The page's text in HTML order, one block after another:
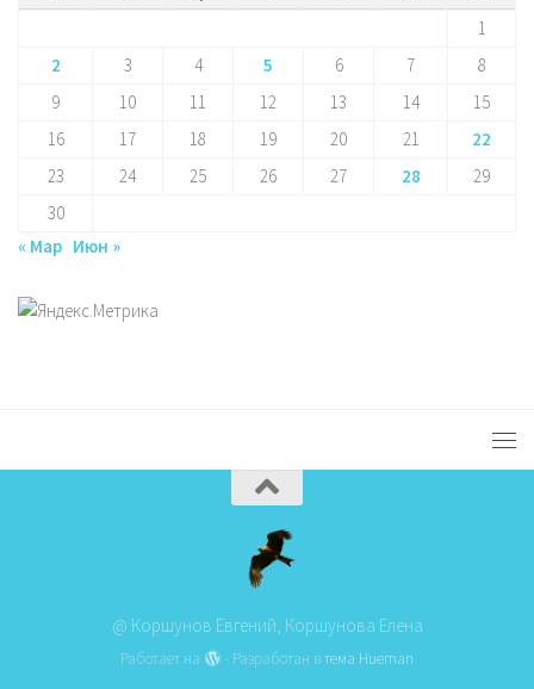
1
2
3 4 5 6 7
8
9
10 11 12 13 14
15
16
17 18 19 20 21
22
23
24 25 26 27 28
29
30
« Мар Июн »
@ Коршунов Евгений, Коршунова Елена
Работает на - Разработан втема Hueman